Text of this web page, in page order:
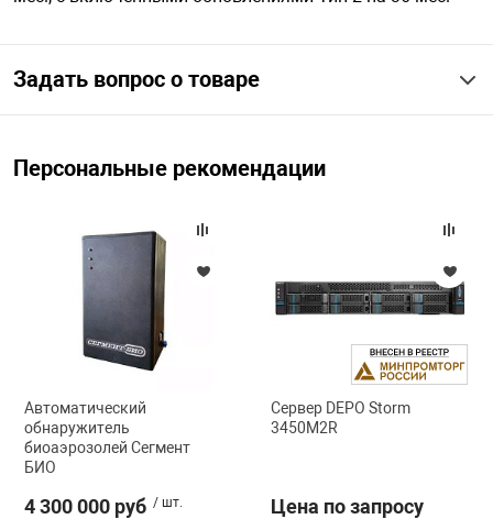
Задать вопрос о товаре
Персональные рекомендации
Автоматический
обнаружитель
биоаэрозолей Сегмент
БИО
4 300 000 руб / шт.
Сервер DEPO Storm
3450M2R
Цена по запросу